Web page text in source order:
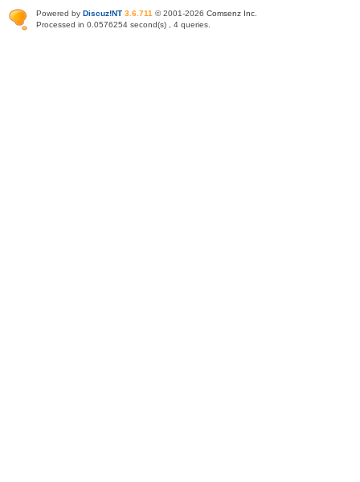
Powered by Discuz!NT 3.6.711 © 2001-2026 Comsenz Inc
Processed in 0.0576254 second(s) , 4 queries.